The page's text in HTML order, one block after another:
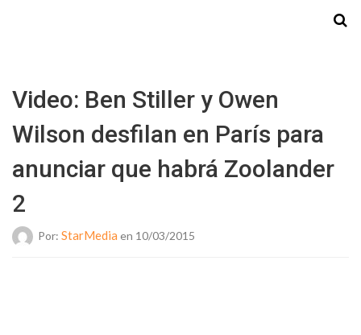
Video: Ben Stiller y Owen
Wilson desfilan en París para
anunciar que habrá Zoolander
2
Por: StarMedia en 10/03/2015